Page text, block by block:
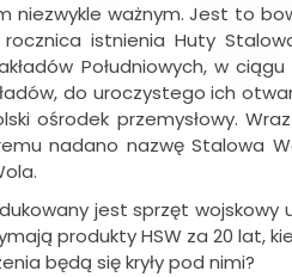
niezwykle ważnym. Jest to
istnienia Huty
Południowych, w
do uroczystego ich
ośrodek przemysłowy.
nadano nazwę Stalowa
jest sprzęt wojskowy
produkty HSW za 20 lat,
będą się kryły pod nimi?